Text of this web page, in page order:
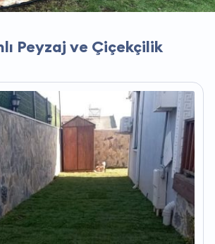
Peyzaj ve Çiçekçilik